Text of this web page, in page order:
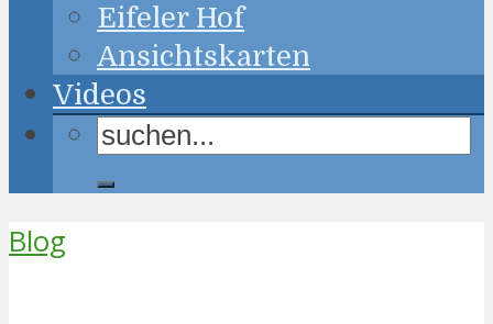
Eifeler Hof
Ansichtskarten
Videos
Blog